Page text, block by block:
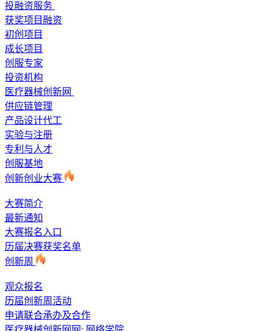
投融资服务
获奖项目融资
初创项目
成长项目
创服专家
投资机构
医疗器械创新网
供应链管理
产品设计代工
实验与注册
专利与人才
创服基地
创新创业大赛
大赛简介
最新通知
大赛报名入口
历届决赛获奖名单
创新周
观众报名
历届创新周活动
申请联合承办及合作